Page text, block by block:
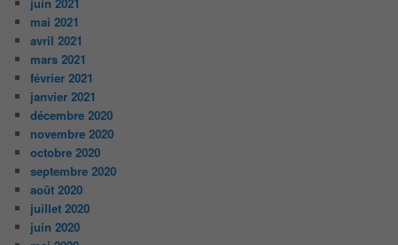
mai 2021
avril 2021
mars 2021
février 2021
janvier 2021
décembre 2020
novembre 2020
octobre 2020
septembre 2020
août 2020
juillet 2020
juin 2020